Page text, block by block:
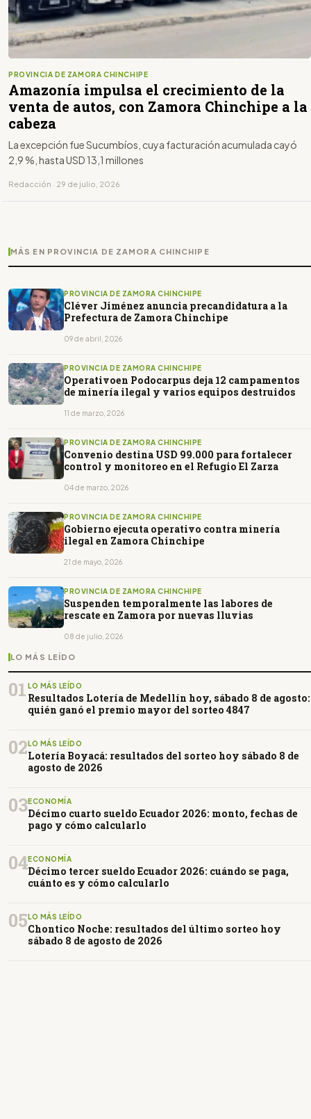
PROVINCIA DE ZAMORA CHINCHIPE
Amazonía impulsa el crecimiento de la
venta de autos, con Zamora Chinchipe a la
cabeza
La excepción fue Sucumbíos, cuya facturación acumulada cayó
2,9 %, hasta USD 13,1 millones
Redacción · 29 de julio, 2026
MÁS EN PROVINCIA DE ZAMORA CHINCHIPE
PROVINCIA DE ZAMORA CHINCHIPE
Cléver Jiménez anuncia precandidatura a la
Prefectura de Zamora Chinchipe
09 de abril, 2026
PROVINCIA DE ZAMORA CHINCHIPE
Operativoen Podocarpus deja 12 campamentos
de minería ilegal y varios equipos destruidos
11 de marzo, 2026
PROVINCIA DE ZAMORA CHINCHIPE
Convenio destina USD 99.000 para fortalecer
control y monitoreo en el Refugio El Zarza
04 de marzo, 2026
PROVINCIA DE ZAMORA CHINCHIPE
Gobierno ejecuta operativo contra minería
ilegal en Zamora Chinchipe
21 de mayo, 2026
PROVINCIA DE ZAMORA CHINCHIPE
Suspenden temporalmente las labores de
rescate en Zamora por nuevas lluvias
08 de julio, 2026
LO MÁS LEÍDO
01 LO MÁS LEÍDO
Resultados Lotería de Medellín hoy, sábado 8 de agosto:
quién ganó el premio mayor del sorteo 4847
02LO MÁS LEÍDO
Lotería Boyacá: resultados del sorteo hoy sábado 8 de
agosto de 2026
03ECONOMÍA
Décimo cuarto sueldo Ecuador 2026: monto, fechas de
pago y cómo calcularlo
04ECONOMÍA
Décimo tercer sueldo Ecuador 2026: cuándo se paga,
cuánto es y cómo calcularlo
05LO MÁS LEÍDO
Chontico Noche: resultados del último sorteo hoy
sábado 8 de agosto de 2026